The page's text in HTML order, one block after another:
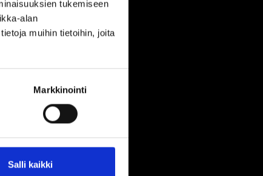
tukemiseen
alan
muihin tietoihin, joita
Markkinointi
Salli kaikki